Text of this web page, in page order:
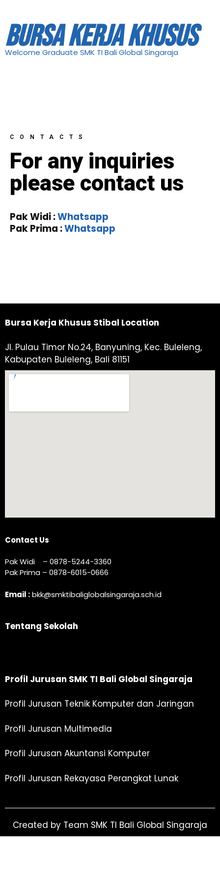
BURSA KERJA KHUSUS
Welcome Graduate SMK TI Bali Global Singaraja
CONTACTS
For any inquiries
please contact us
Pak Widi :Whatsapp
Pak Prima :Whatsapp
Bursa Kerja Khusus Stibal Location
Jl. Pulau Timor No.24, Banyuning, Kec. Buleleng,
Kabupaten Buleleng, Bali 81151
Contact Us
Pak Widi – 0878-5244-3360
Pak Prima – 0878-6015-0666
Email :bkk@smktibaliglobalsingaraja.sch.id
Tentang Sekolah
Profil Jurusan SMK TI Bali Global Singaraja
Profil Jurusan Teknik Komputer dan Jaringan
Profil Jurusan Multimedia
Profil Jurusan Akuntansi Komputer
Profil Jurusan Rekayasa Perangkat Lunak
Created by Team SMK TI Bali Global Singaraja